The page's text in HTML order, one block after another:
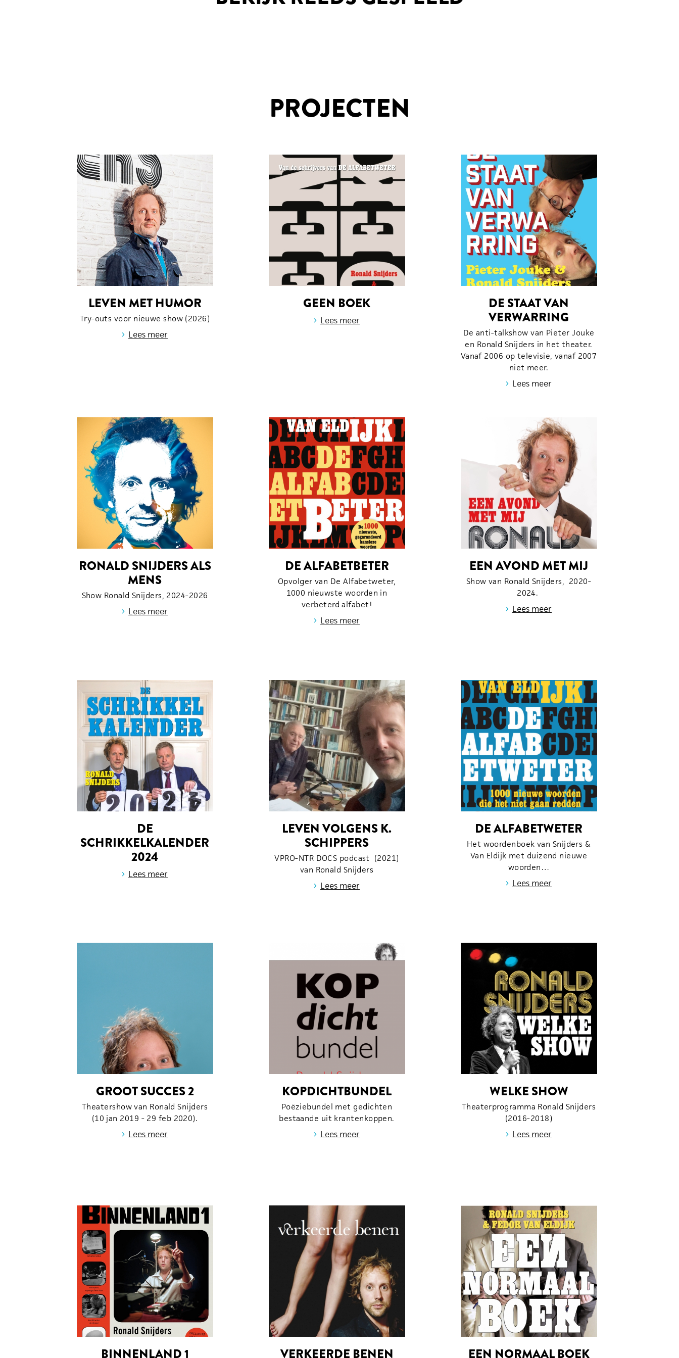
PROJECTEN
LEVEN MET HUMOR
Try-outs voor nieuwe show (2026)
› Lees meer
GEEN BOEK
› Lees meer
DE STAAT VAN
VERWARRING
De anti-talkshow van Pieter Jouke
en Ronald Snijders in het theater.
Vanaf 2006 op televisie, vanaf 2007
niet meer.
› Lees meer
RONALD SNIJDERS ALS
MENS
Show Ronald Snijders, 2024-2026
› Lees meer
DE ALFABETBETER
Opvolger van De Alfabetweter,
1000 nieuwste woorden in
verbeterd alfabet!
› Lees meer
EEN AVOND MET MIJ
Show van Ronald Snijders, 2020-
2024.
› Lees meer
DE
SCHRIKKELKALENDER
2024
› Lees meer
LEVEN VOLGENS K.
SCHIPPERS
VPRO-NTR DOCS podcast (2021)
van Ronald Snijders
› Lees meer
DE ALFABETWETER
Het woordenboek van Snijders &
Van Eldijk met duizend nieuwe
woorden…
› Lees meer
GROOT SUCCES 2
Theatershow van Ronald Snijders
(10 jan 2019 - 29 feb 2020).
› Lees meer
KOPDICHTBUNDEL
Poëziebundel met gedichten
bestaande uit krantenkoppen.
› Lees meer
WELKE SHOW
Theaterprogramma Ronald Snijders
(2016-2018)
› Lees meer
BINNENLAND 1 VERKEERDE BENEN EEN NORMAAL BOEK